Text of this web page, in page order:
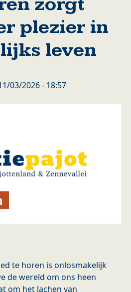
plezier in
leven
03/2026 - 18:57
te horen is onlosmakelijk
de wereld om ons heen
om het lachen van